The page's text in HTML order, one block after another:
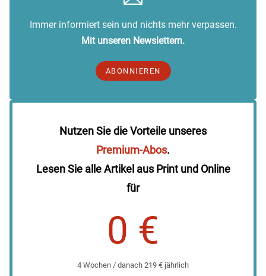
Immer informiert sein und nichts mehr verpassen.
Mit unseren Newslettern.
ABONNIEREN
Nutzen Sie die Vorteile unseres
Premium-Abos.
Lesen Sie alle Artikel aus Print und Online
für
0 €
4 Wochen / danach 219 € jährlich